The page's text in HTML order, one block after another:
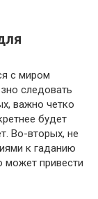
с миром
следовать
важно четко
будет
Во-вторых, не
к гаданию
может привести